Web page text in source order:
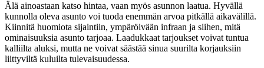
Älä ainoastaan katso hintaa, vaan myös asunnon laatua. Hyvällä
kunnolla oleva asunto voi tuoda enemmän arvoa pitkällä aikavälillä.
Kiinnitä huomiota sijaintiin, ympäröivään infraan ja siihen, mitä
ominaisuuksia asunto tarjoaa. Laadukkaat tarjoukset voivat tuntua
kalliilta aluksi, mutta ne voivat säästää sinua suurilta korjauksiin
liittyviltä kuluilta tulevaisuudessa.